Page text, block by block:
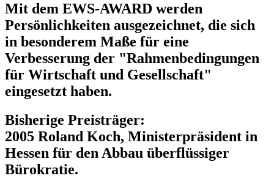
Mit dem EWS-AWARD werden
Persönlichkeiten ausgezeichnet, die sich
in besonderem Maße für eine
Verbesserung der "Rahmenbedingungen
für Wirtschaft und Gesellschaft"
eingesetzt haben.
Bisherige Preisträger:
2005 Roland Koch, Ministerpräsident in
Hessen für den Abbau überflüssiger
Bürokratie.